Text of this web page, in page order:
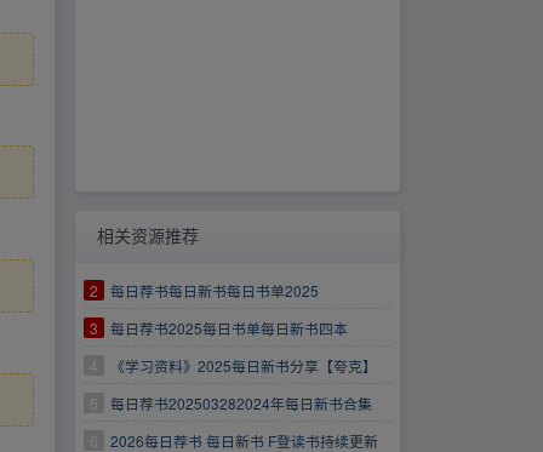
相关资源推荐
2
每日荐书每日新书每日书单2025
3
每日荐书2025每日书单每日新书四本
4
《学习资料》2025每日新书分享【夸克】
5
每日荐书202503282024年每日新书合集
6
2026每日荐书 每日新书 F登读书持续更新